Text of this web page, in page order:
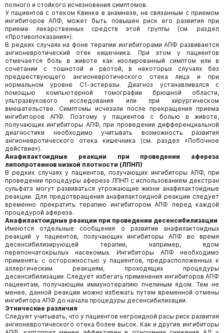
полного и стойкого исчезновения симптомов.
У пациентов с отеком Квинке в анамнезе, не связанным с приемом
ингибиторов АПФ, может быть повышен риск его развития при
приеме лекарственных средств этой группы (см. раздел
«Противопоказания»).
В редких случаях на фоне терапии ингибиторами АПФ развивается
ангионевротический отек кишечника. При этом у пациентов
отмечается боль в животе как изолированный симптом или в
сочетании с тошнотой и рвотой, в некоторых случаях без
предшествующего ангионевротического отека лица и при
нормальном уровне С1-эстеразы. Диагноз устанавли­вался с
помощью компьютерной томографии брюшной области,
ультразвукового исследования или при хирургическом
вмешательстве. Симптомы исчезали после прекращения приема
ингибиторов АПФ. Поэтому у пациентов с болью в животе,
получающих ингибиторы АПФ, при проведении дифференциальной
диагностики необходимо учитывать возможность развития
ангионевротического отека кишечника (см. раздел «Побочное
действие»).
Анафилактоидные реакции при проведении афереза
липопротеинов низкой плотности (ЛПНП)
В редких случаях у пациентов, получающих ингибиторы АПФ, при
проведении процедуры афереза ЛПНП с использованием декстран
сульфата могут развиваться угрожающие жизни анафилактоидные
реакции. Для предотвращения анафилактоид­ной реакции следует
временно прекратить терапию ингибитором АПФ перед каждой
процедурой афереза.
Анафилактоидные реакции при проведении десенсибилизации
Имеются отдельные сообщения о развитии анафилактоидных
реакций у пациентов, получающих ингибиторы АПФ во время
десенсибилизирующей терапии, например, ядом
перепончатокрылых насекомых. Ингибиторы АПФ необходимо
применять с осторожностью у пациентов, предрасположенных к
аллергическим реакциям, проходящих процедуры
десенсибилизации. Следует избегать применения ингибиторов АПФ
пациентам, получающим иммунотерапию пчелиным ядом. Тем не
менее, данной реакции можно избежать путем временной отмены
ингибитора АПФ до начала процедуры десенсибилизации.
Этнические различия
Следует учитывать, что у пациентов негроидной расы риск развития
ангионевротического отека более высок. Как и другие ингибиторы